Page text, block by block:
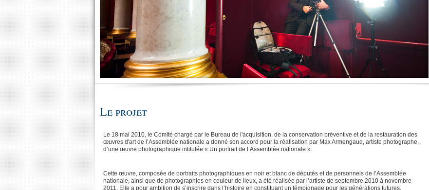
Le projet
Le 18 mai 2010, le Comité chargé par le Bureau de l'acquisition, de la conservation préventive et de la restauration des
œuvres d'art de l’Assemblée nationale a donné son accord pour la réalisation par Max Armengaud, artiste photographe,
d’une œuvre photographique intitulée « Un portrait de l’Assemblée nationale ».
Cette œuvre, composée de portraits photographiques en noir et blanc de députés et de personnels de l’Assemblée
nationale, ainsi que de photographies en couleur de lieux, a été réalisée par l’artiste de septembre 2010 à novembre
2011. Elle a pour ambition de s’inscrire dans l’histoire en constituant un témoignage pour les générations futures.